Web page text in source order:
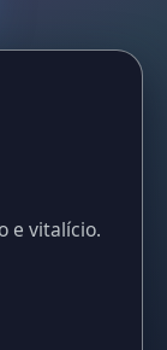
e vitalício.